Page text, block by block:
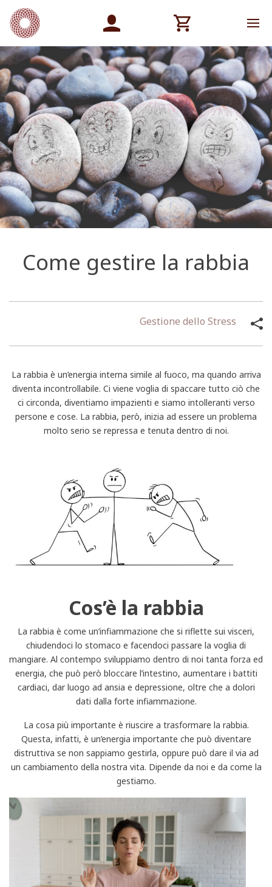
Come gestire la rabbia
Gestione dello Stress
La rabbia è un’energia interna simile al fuoco, ma quando arriva
diventa incontrollabile. Ci viene voglia di spaccare tutto ciò che
ci circonda, diventiamo impazienti e siamo intolleranti verso
persone e cose. La rabbia, però, inizia ad essere un problema
molto serio se repressa e tenuta dentro di noi.
Cos’è la rabbia
La rabbia è come un’infiammazione che si riflette sui visceri,
chiudendoci lo stomaco e facendoci passare la voglia di
mangiare. Al contempo sviluppiamo dentro di noi tanta forza ed
energia, che può però bloccare l’intestino, aumentare i battiti
cardiaci, dar luogo ad ansia e depressione, oltre che a dolori
dati dalla forte infiammazione.
La cosa più importante è riuscire a trasformare la rabbia.
Questa, infatti, è un’energia importante che può diventare
distruttiva se non sappiamo gestirla, oppure può dare il via ad
un cambiamento della nostra vita. Dipende da noi e da come la
gestiamo.